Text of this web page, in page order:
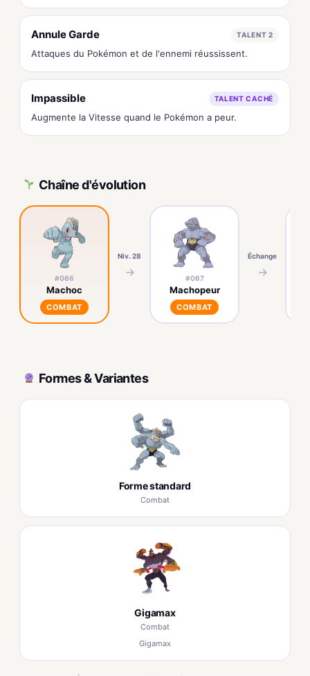
Annule Garde TALENT 2
Attaques du Pokémon et de l'ennemi réussissent.
Impassible TALENT CACHÉ
Augmente la Vitesse quand le Pokémon a peur.
Chaîne d'évolution
#066
Machoc
COMBAT
Niv. 28
→ #067
Machopeur
COMBAT
Échange
→
Formes & Variantes
Forme standard
Combat
Gigamax
Combat
Gigamax